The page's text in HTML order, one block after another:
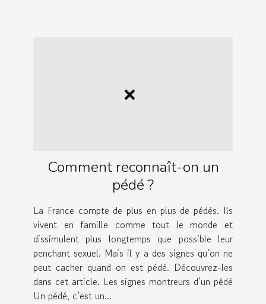
Comment reconnaît-on un
pédé ?
La France compte de plus en plus de pédés. Ils
vivent en famille comme tout le monde et
dissimulent plus longtemps que possible leur
penchant sexuel. Mais il y a des signes qu’on ne
peut cacher quand on est pédé. Découvrez-les
dans cet article. Les signes montreurs d’un pédé
Un pédé, c’est un...